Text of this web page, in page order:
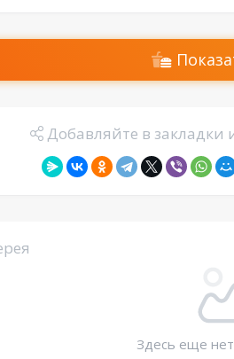
Добавляйте в закладки
Здесь еще